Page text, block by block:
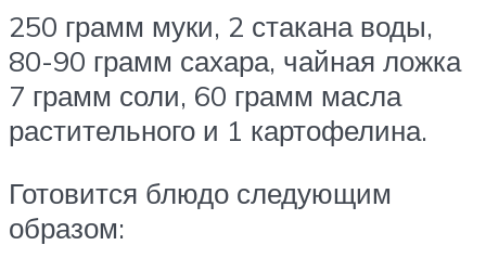
250 грамм муки, 2 стакана воды,
80-90 грамм сахара, чайная ложка
7 грамм соли, 60 грамм масла
растительного и 1 картофелина.
Готовится блюдо следующим
образом: